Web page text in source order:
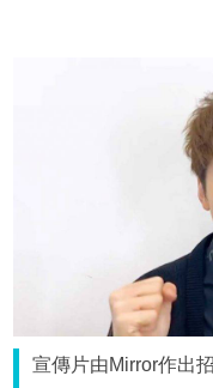
宣傳片由Mirror作出